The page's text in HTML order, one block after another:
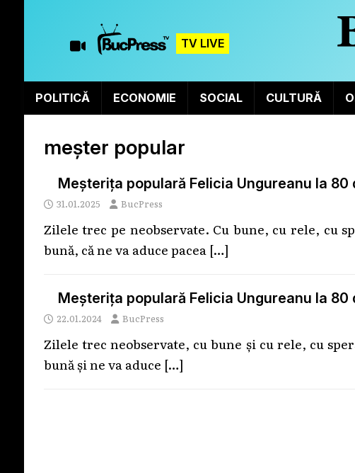
TV LIVE
POLITICĂ ECONOMIE SOCIAL CULTURĂ
meșter popular
Meșterița populară Felicia Ungureanu la 80
31.01.2025 BucPress
Zilele trec pe neobservate. Cu bune, cu rele, cu
bună, că ne va aduce pacea […]
Meșterița populară Felicia Ungureanu la 80
22.01.2024 BucPress
Zilele trec neobservate, cu bune și cu rele, cu
bună și ne va aduce […]